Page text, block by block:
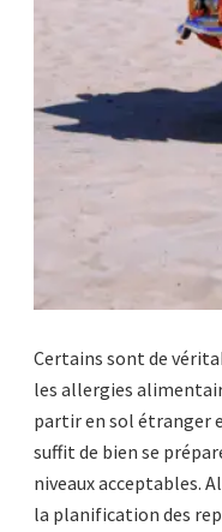
Certains sont de
les allergies
partir en sol étranger
suffit de bien se
niveaux acceptables.
la planification des